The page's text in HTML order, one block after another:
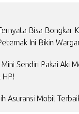
Bisa Bongkar
Ini Bikin
Sendiri Pakai Aki
HP!
Asuransi Mobil